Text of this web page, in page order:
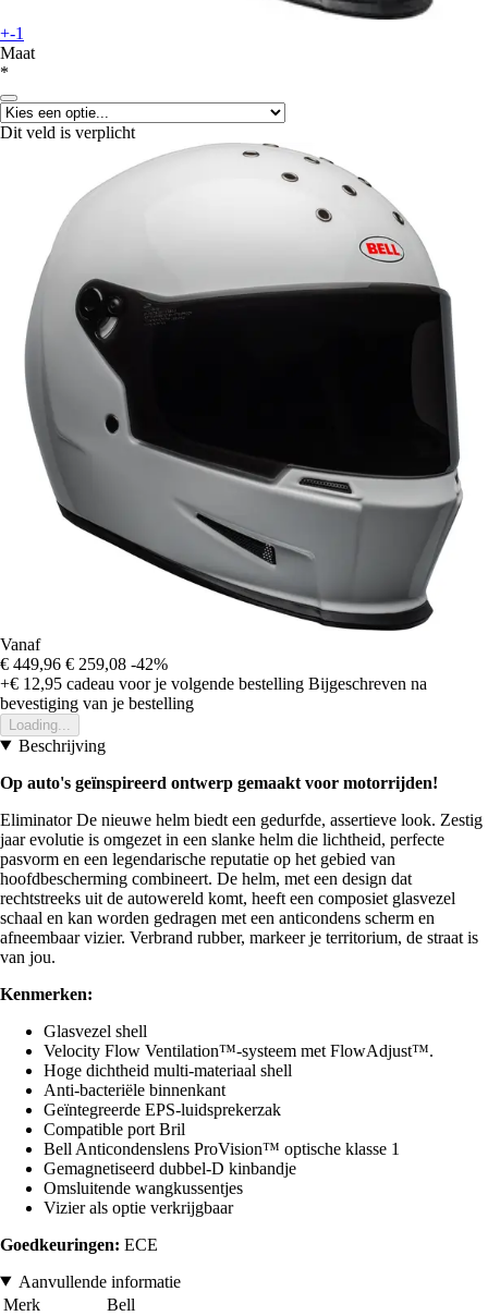
+-1
Maat
*
Dit veld is verplicht
Vanaf
€ 449,96 € 259,08 -42%
+€ 12,95 cadeau voor je volgende bestelling Bijgeschreven na
bevestiging van je bestelling
Loading...
Beschrijving
Op auto's geïnspireerd ontwerp gemaakt voor motorrijden!
Eliminator De nieuwe helm biedt een gedurfde, assertieve look. Zestig
jaar evolutie is omgezet in een slanke helm die lichtheid, perfecte
pasvorm en een legendarische reputatie op het gebied van
hoofdbescherming combineert. De helm, met een design dat
rechtstreeks uit de autowereld komt, heeft een composiet glasvezel
schaal en kan worden gedragen met een anticondens scherm en
afneembaar vizier. Verbrand rubber, markeer je territorium, de straat is
van jou.
Kenmerken:
Glasvezel shell
Velocity Flow Ventilation™-systeem met FlowAdjust™.
Hoge dichtheid multi-materiaal shell
Anti-bacteriële binnenkant
Geïntegreerde EPS-luidsprekerzak
Compatible port Bril
Bell Anticondenslens ProVision™ optische klasse 1
Gemagnetiseerd dubbel-D kinbandje
Omsluitende wangkussentjes
Vizier als optie verkrijgbaar
Goedkeuringen: ECE
Aanvullende informatie
Merk
Bell